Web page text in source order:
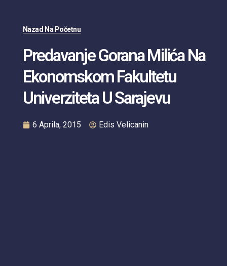
Nazad Na Početnu
Predavanje Gorana Milića Na
Ekonomskom Fakultetu
Univerziteta U Sarajevu
6 Aprila, 2015 Edis Velicanin